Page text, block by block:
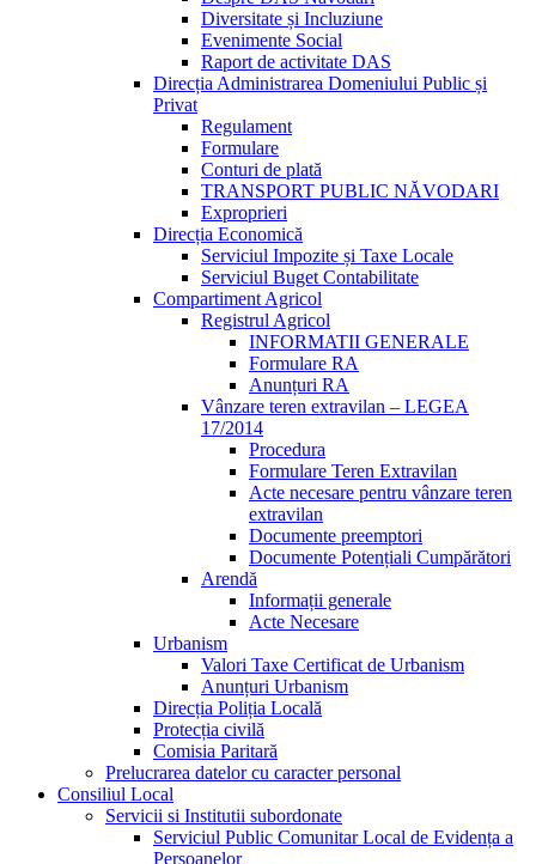
Diversitate și Incluziune
Evenimente Social
Raport de activitate DAS
Direcția Administrarea Domeniului Public și
Privat
Regulament
Formulare
Conturi de plată
TRANSPORT PUBLIC NĂVODARI
Exproprieri
Direcția Economică
Serviciul Impozite și Taxe Locale
Serviciul Buget Contabilitate
Compartiment Agricol
Registrul Agricol
INFORMATII GENERALE
Formulare RA
Anunțuri RA
Vânzare teren extravilan – LEGEA
17/2014
Procedura
Formulare Teren Extravilan
Acte necesare pentru vânzare teren
extravilan
Documente preemptori
Documente Potențiali Cumpărători
Arendă
Informații generale
Acte Necesare
Urbanism
Valori Taxe Certificat de Urbanism
Anunțuri Urbanism
Direcția Poliția Locală
Protecția civilă
Comisia Paritară
Prelucrarea datelor cu caracter personal
Consiliul Local
Servicii si Institutii subordonate
Serviciul Public Comunitar Local de Evidența a
Persoanelor